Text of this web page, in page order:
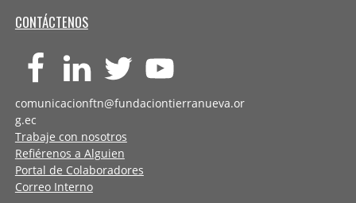
CONTÁCTENOS
comunicacionftn@fundaciontierranueva.or
g.ec
Trabaje con nosotros
Refiérenos a Alguien
Portal de Colaboradores
Correo Interno